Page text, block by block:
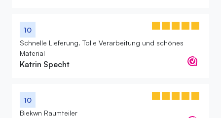
10
Schnelle Lieferung. Tolle Verarbeitung und schönes
Material
Katrin Specht
10
Biekwn Raumteiler